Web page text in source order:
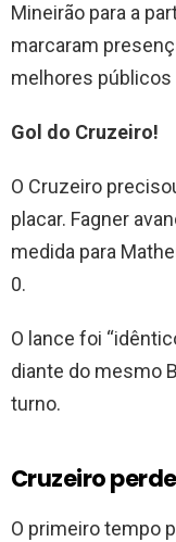
Mineirão para a
marcaram
melhores públicos
Gol do Cruzeiro!
O Cruzeiro
placar. Fagner
medida para
0.
O lance foi
diante do mesmo
turno.
Cruzeiro
O primeiro tempo